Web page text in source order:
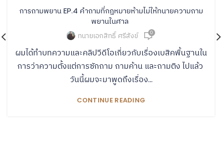
การถามพยาน EP.4 คำถามที่กฎหมายห้ามไม่ให้ทนายความถาม
พยานในศาล
ทนายเอกสิทธิ์ ศรีสังข์ 0
ผมได้ทำบทความและคลิปวีดีโอเกี่ยวกับเรื่องเบสิคพื้นฐานใน
การว่าความตั้งแต่การซักถาม ถามค้าน และถามติง ไปแล้ว
วันนี้ผมจะมาพูดถึงเรื่อง...
CONTINUE READING